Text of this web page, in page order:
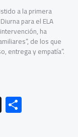
a la primera
para el ELA
ha
de los que
entrega y empatía”.
X